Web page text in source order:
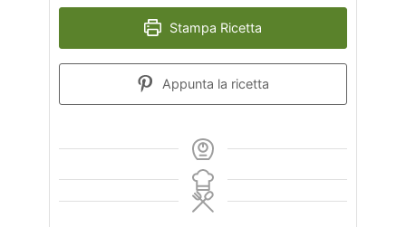
Stampa Ricetta
Appunta la ricetta